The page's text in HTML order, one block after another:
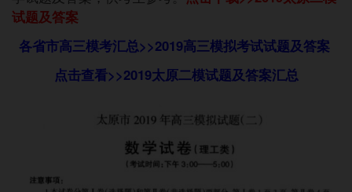
试题及答案
各省市高三模考汇总>>2019高三模拟考试试题及答案
点击查看>>2019太原二模试题及答案汇总